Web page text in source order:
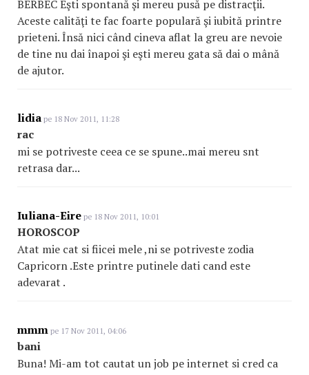
BERBEC Eşti spontană şi mereu pusă pe distracţii.
Aceste calităţi te fac foarte populară şi iubită printre
prieteni. Însă nici când cineva aflat la greu are nevoie
de tine nu dai înapoi şi eşti mereu gata să dai o mână
de ajutor.
lidia pe 18 Nov 2011, 11:28
rac
mi se potriveste ceea ce se spune..mai mereu snt
retrasa dar...
Iuliana-Eire pe 18 Nov 2011, 10:01
HOROSCOP
Atat mie cat si fiicei mele ,ni se potriveste zodia
Capricorn .Este printre putinele dati cand este
adevarat .
mmm pe 17 Nov 2011, 04:06
bani
Buna! Mi-am tot cautat un job pe internet si cred ca